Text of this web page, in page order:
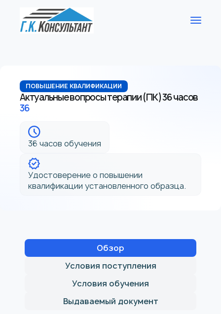
ПОВЫШЕНИЕ КВАЛИФИКАЦИИ
Актуальные вопросы терапии (ПК) 36 часов
36
36 часов обучения
Удостоверение о повышении
квалификации установленного образца.
Обзор
Условия поступления
Условия обучения
Выдаваемый документ